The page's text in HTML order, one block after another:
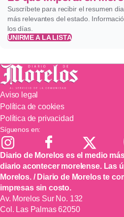
Suscríbete para recibir el resumen
más relevantes del estado.
los días.
UNIRME A LA LISTA
Aviso legal
Política de cookies
Política de privacidad
Síguenos en:
Diario de Morelos es el medio
diario acontecer morelense. Las
Morelos. / Diario de Morelos te
impresas sin costo.
Av. Morelos Sur No. 132
Col. Las Palmas 62050